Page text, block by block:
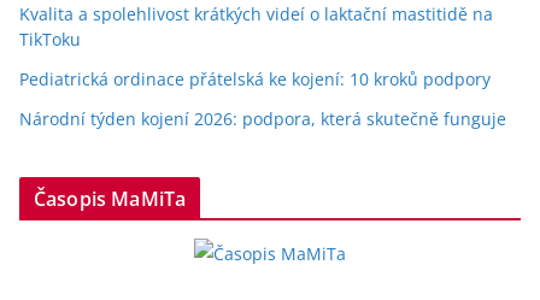
Kvalita a spolehlivost krátkých videí o laktační mastitidě na
TikToku
Pediatrická ordinace přátelská ke kojení: 10 kroků podpory
Národní týden kojení 2026: podpora, která skutečně funguje
Časopis MaMiTa